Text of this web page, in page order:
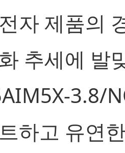
자 제품의
추세에 발
3.8/
하고 유연